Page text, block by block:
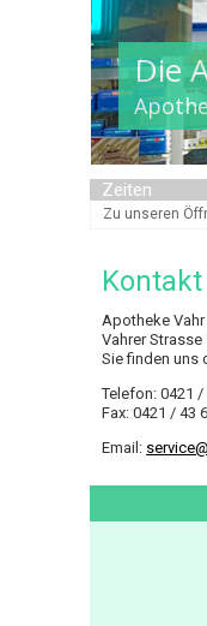
Die
Zeiten
Zu unseren
Kontakt
Apotheke Vahr
Vahrer Strasse
Sie finden uns
Telefon: 0421 /
Fax: 0421 / 43
Email: